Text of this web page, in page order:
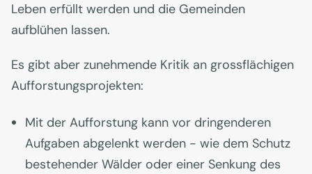
Leben erfüllt werden und die Gemeinden
aufblühen lassen.
Es gibt aber zunehmende Kritik an grossflächigen
Aufforstungsprojekten:
Mit der Aufforstung kann vor dringenderen
Aufgaben abgelenkt werden - wie dem Schutz
bestehender Wälder oder einer Senkung des